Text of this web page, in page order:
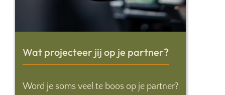
Wat projecteer jij op je partner?
Word je soms veel te boos op je partner?